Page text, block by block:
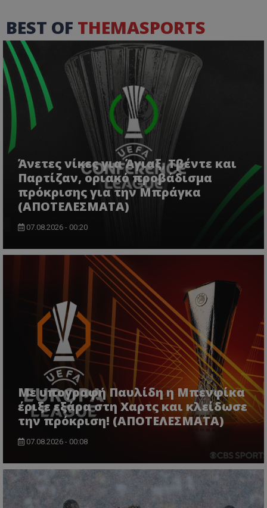
BEST OF THEMASPORTS
Άνετες νίκες για Άγιαξ, Τβέντε και
Παρτίζαν, οριακό προβάδισμα
πρόκρισης για την Μπράγκα
(ΑΠΟΤΕΛΕΣΜΑΤΑ)
07.08.2026 - 00:20
Με υπογραφή Παυλίδη η Μπενφίκα
έριξε εξάρα στη Χαρτς και κλείδωσε
την πρόκριση! (ΑΠΟΤΕΛΕΣΜΑΤΑ)
07.08.2026 - 00:08